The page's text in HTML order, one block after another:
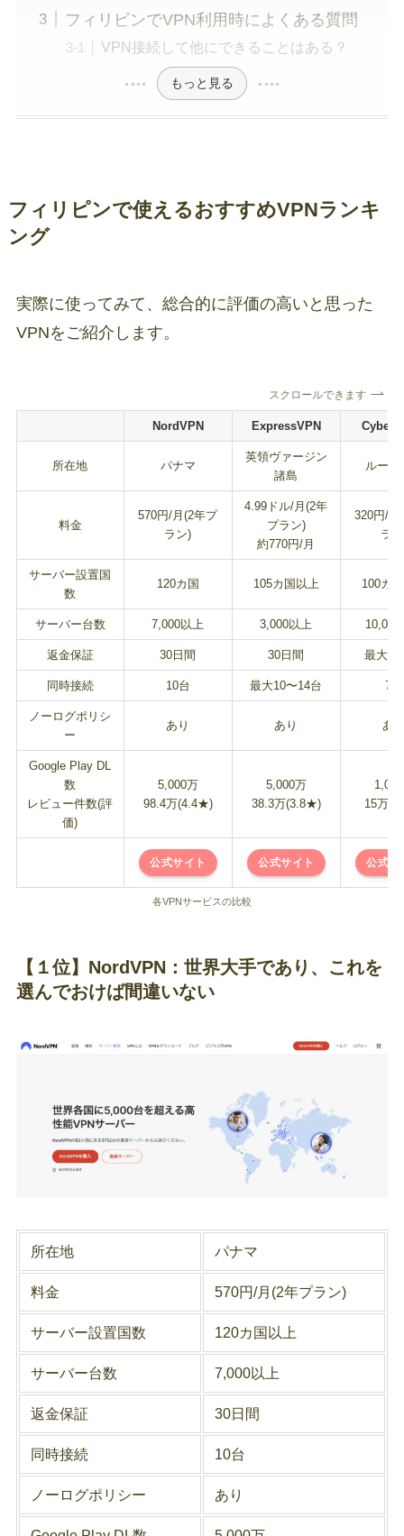
フィリピンでVPN利用時によくある質問
VPN接続して他にできることはある？
もっと見る
フィリピンで使えるおすすめVPNランキ
ング
実際に使ってみて、総合的に評価の高いと思った
VPNをご紹介します。
スクロールできます
NordVPN ExpressVPN
所在地 パナマ
英領ヴァージン
諸島
ルーマ
料金
570円/月(2年プ
ラン)
4.99ドル/月(2年
プラン)
約770円/月
320円/月
ラ
サーバー設置国
数
120カ国 105カ国以上 100カ
サーバー台数 7,000以上 3,000以上 10,000
返金保証 30日間 30日間 最大45
同時接続 10台 最大10〜14台 7台
ノーログポリシ
ー
あり あり あ
Google Play DL
数
レビュー件数(評
価)
5,000万
98.4万(4.4★)
5,000万
38.3万(3.8★)
15万
公式サイト 公式サイト 公式サ
各VPNサービスの比較
【１位】NordVPN：世界大手であり、これを
選んでおけば間違いない
所在地 パナマ
料金 570円/月(2年プラン)
サーバー設置国数 120カ国以上
サーバー台数 7,000以上
返金保証 30日間
同時接続 10台
ノーログポリシー あり